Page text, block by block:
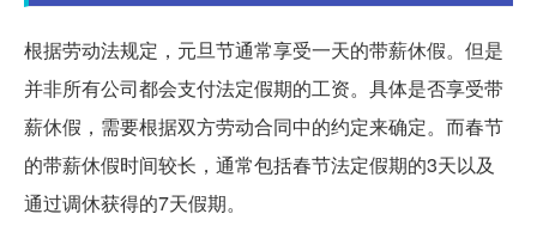
根据劳动法规定，元旦节通常享受一天的带薪休假。但是
并非所有公司都会支付法定假期的工资。具体是否享受带
薪休假，需要根据双方劳动合同中的约定来确定。而春节
的带薪休假时间较长，通常包括春节法定假期的3天以及
通过调休获得的7天假期。